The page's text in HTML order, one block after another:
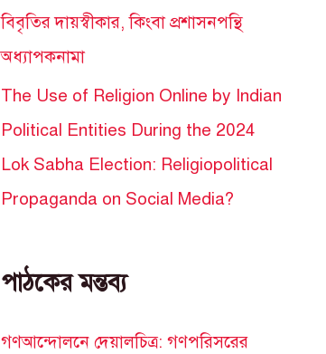
বিবৃতির দায়স্বীকার, কিংবা প্রশাসনপন্থি
অধ্যাপকনামা
The Use of Religion Online by Indian
Political Entities During the 2024
Lok Sabha Election: Religiopolitical
Propaganda on Social Media?
পাঠকের মন্তব্য
গণআন্দোলনে দেয়ালচিত্র: গণপরিসরের